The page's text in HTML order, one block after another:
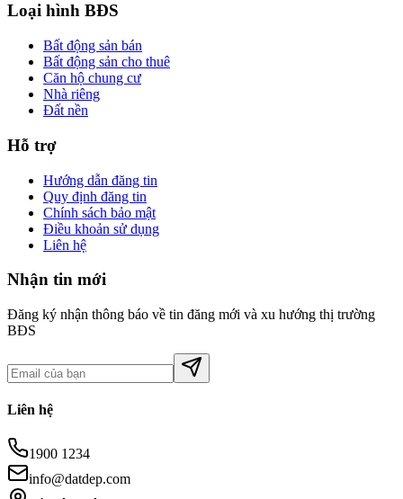
Loại hình BĐS
Bất động sản bán
Bất động sản cho thuê
Căn hộ chung cư
Nhà riêng
Đất nền
Hỗ trợ
Hướng dẫn đăng tin
Quy định đăng tin
Chính sách bảo mật
Điều khoản sử dụng
Liên hệ
Nhận tin mới
Đăng ký nhận thông báo về tin đăng mới và xu hướng thị trường
BĐS
Liên hệ
1900 1234
info@datdep.com